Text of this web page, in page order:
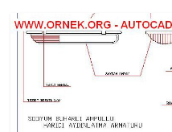
b
o
k
st A
p